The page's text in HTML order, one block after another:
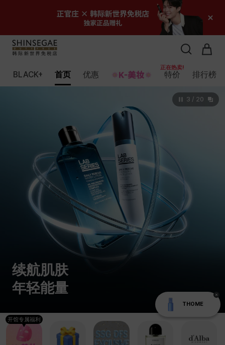
BLACK+ 首页 优惠 特价
正在热卖!
正在热卖!
排行榜
续航肌肤
年轻能量
3 / 20
开馆专属福利
THOME